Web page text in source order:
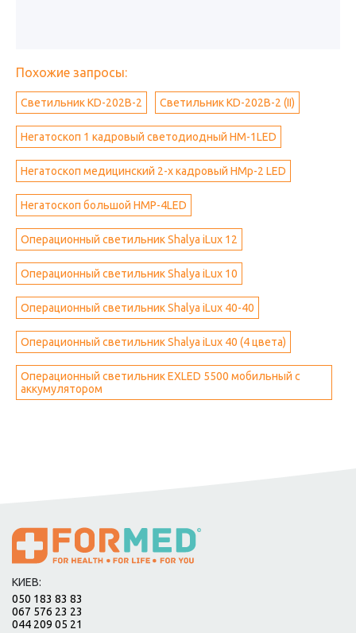
Похожие запросы:
Светильник KD-202B-2 Светильник KD-202B-2 (II)
Негатоскоп 1 кадровый светодиодный HM-1LED
Негатоскоп медицинский 2-х кадровый НМр-2 LED
Негатоскоп большой НМР-4LED
Операционный светильник Shalya iLux 12
Операционный светильник Shalya iLux 10
Операционный светильник Shalya iLux 40-40
Операционный светильник Shalya iLux 40 (4 цвета)
Операционный светильник EXLED 5500 мобильный с
аккумулятором
КИЕВ:
050 183 83 83
067 576 23 23
044 209 05 21